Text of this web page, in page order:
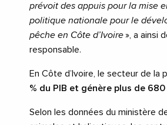
prévoit des appuis pour la mise
politique nationale pour le
pêche en Côte d’Ivoire», a ainsi
responsable.
En Côte d’Ivoire, le secteur de la
% du PIB et génère plus de
Selon les données du ministère